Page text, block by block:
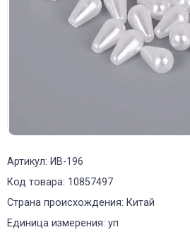
Артикул: ИВ-196
Код товара: 10857497
Страна происхождения: Китай
Единица измерения: уп